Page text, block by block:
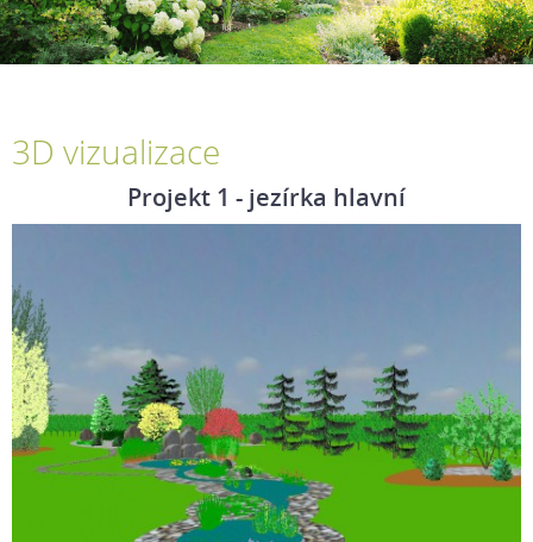
3D vizualizace
Projekt 1 - jezírka hlavní